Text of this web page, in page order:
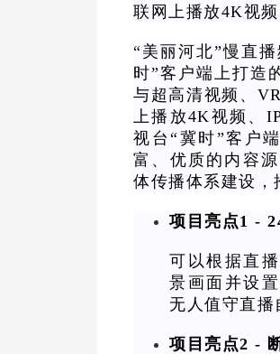
联网上播放4K视
“美丽河北”慢直
时”客户端上打造
与超高清视频、
上播放4K视频、
视台“冀时”客户
富、优质的内容
体传播体系建设，
项目亮点1 -
可以根据直
景画面并设
无人值守直
项目亮点2 -